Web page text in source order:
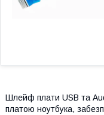
Шлейф плати USB та
платою ноутбука,